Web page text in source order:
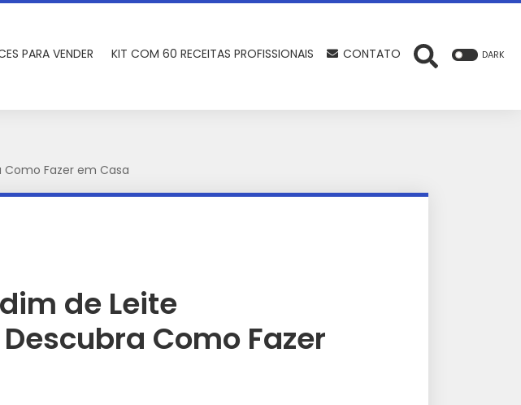
PARA VENDER KIT COM 60 RECEITAS PROFISSIONAIS CONTATO DARK
Fazer em Casa
de Leite
Como Fazer